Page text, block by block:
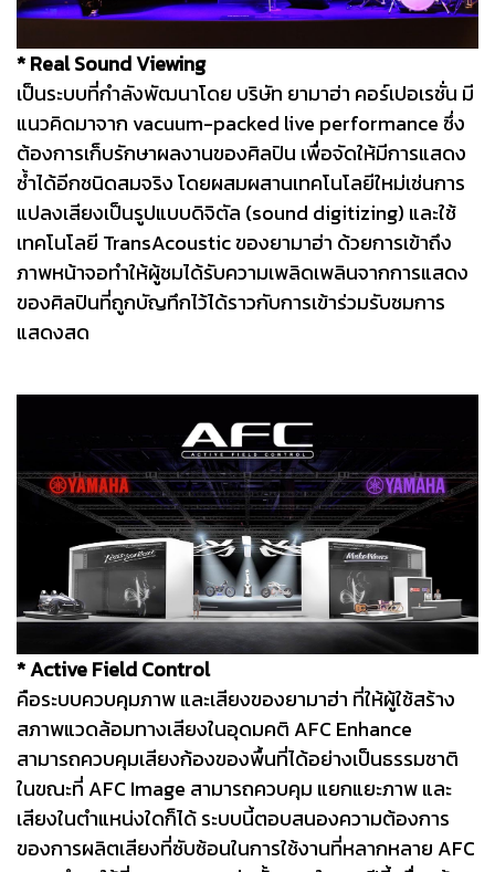
* Real Sound Viewing
เป็นระบบที่กำลังพัฒนาโดย บริษัท ยามาฮ่า คอร์เปอเรชั่น มี
แนวคิดมาจาก vacuum-packed live performance ซึ่ง
ต้องการเก็บรักษาผลงานของศิลปิน เพื่อจัดให้มีการแสดง
ซ้ำได้อีกชนิดสมจริง โดยผสมผสานเทคโนโลยีใหม่เช่นการ
แปลงเสียงเป็นรูปแบบดิจิตัล (sound digitizing) และใช้
เทคโนโลยี TransAcoustic ของยามาฮ่า ด้วยการเข้าถึง
ภาพหน้าจอทำให้ผู้ชมได้รับความเพลิดเพลินจากการแสดง
ของศิลปินที่ถูกบัญทึกไว้ได้ราวกับการเข้าร่วมรับชมการ
แสดงสด
* Active Field Control
คือระบบควบคุมภาพ และเสียงของยามาฮ่า ที่ให้ผู้ใช้สร้าง
สภาพแวดล้อมทางเสียงในอุดมคติ AFC Enhance
สามารถควบคุมเสียงก้องของพื้นที่ได้อย่างเป็นธรรมชาติ
ในขณะที่ AFC Image สามารถควบคุม แยกแยะภาพ และ
เสียงในตำแหน่งใดก็ได้ ระบบนี้ตอบสนองความต้องการ
ของการผลิตเสียงที่ซับซ้อนในการใช้งานที่หลากหลาย AFC